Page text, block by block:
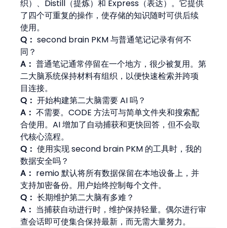
织）、Distill（提炼）和 Express（表达）。它提供
了四个可重复的操作，使存储的知识随时可供后续
使用。
Q： second brain PKM 与普通笔记记录有何不
同？
A： 普通笔记通常停留在一个地方，很少被复用。第
二大脑系统保持材料有组织，以便快速检索并跨项
目连接。
Q： 开始构建第二大脑需要 AI 吗？
A： 不需要。CODE 方法可与简单文件夹和搜索配
合使用。AI 增加了自动捕获和更快回答，但不会取
代核心流程。
Q： 使用实现 second brain PKM 的工具时，我的
数据安全吗？
A： remio 默认将所有数据保留在本地设备上，并
支持加密备份。用户始终控制每个文件。
Q： 长期维护第二大脑有多难？
A： 当捕获自动进行时，维护保持轻量。偶尔进行审
查会话即可使集合保持最新，而无需大量努力。